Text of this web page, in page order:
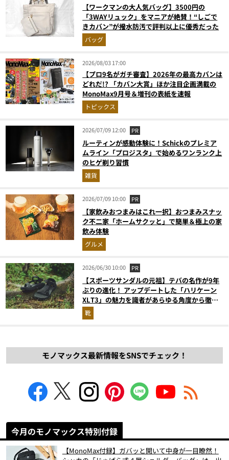
【ワークマンの大人気バッグ】3500円の
「3WAYリュック」をマニアが絶賛！“しごで
きカバン”が撥水防汚で評判以上に優秀だった
バッグ
2026/08/03 17:00
【プロ9名がガチ審査】2026年の最高カバンは
どれだ!? 「カバン大賞」ほか注目企画満載の
MonoMax9月号＆増刊の表紙を速報
トピックス
2026/07/09 12:00 PR
ルーティンが感動体験に！Schickのプレミア
ムライン「プロジスタ」で始めるワンランク上
のヒゲ剃り習慣
雑貨
2026/07/09 10:00 PR
【家飲みおつまみはこれ一択】おつまみスナッ
ク不二家「ホームサクッと」で簡単＆極上の家
飲み体験
グルメ
2026/06/30 10:00 PR
【スポーツサンダルの元祖】テバの名作が9年
ぶりの進化！ アップデートした「ハリケーン
XLT3」の魅力を識者があらゆる角度から徹底
解説！
靴
モノマックス最新情報をSNSでチェック！
今月のモノマックス特別付録
【MonoMax付録】ガバッと開いて中身が一目瞭然！